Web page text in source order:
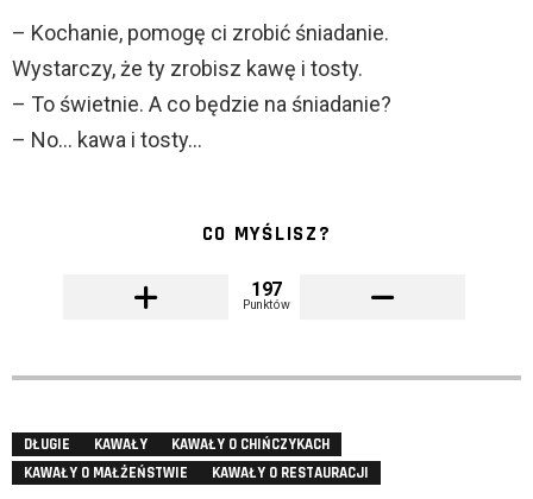
– Kochanie, pomogę ci zrobić śniadanie.
Wystarczy, że ty zrobisz kawę i tosty.
– To świetnie. A co będzie na śniadanie?
– No… kawa i tosty…
CO MYŚLISZ?
197
Punktów
DŁUGIE KAWAŁY
KAWAŁY O CHIŃCZYKACH
KAWAŁY O MAŁŻEŃSTWIE
KAWAŁY O RESTAURACJI